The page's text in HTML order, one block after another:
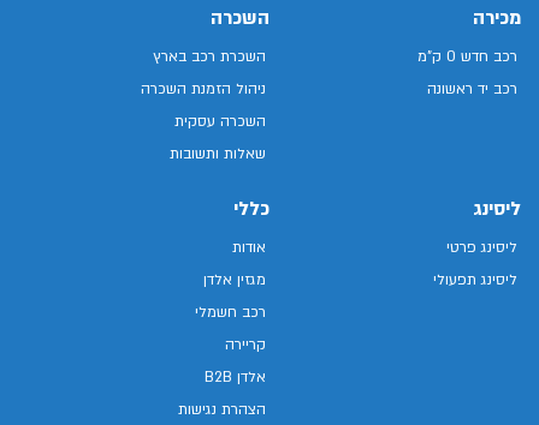
מכירה
רכב חדש 0 ק"מ
רכב יד ראשונה
השכרה
השכרת רכב בארץ
ניהול הזמנת השכרה
השכרה עסקית
שאלות ותשובות
ליסינג
ליסינג פרטי
ליסינג תפעולי
כללי
אודות
מגזין אלדן
רכב חשמלי
קריירה
אלדן B2B
הצהרת נגישות